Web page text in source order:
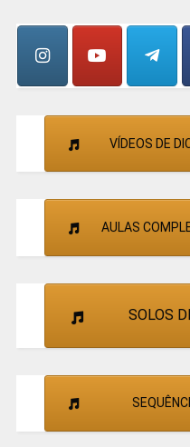
CANTORES
VÍDEOS DE
AULAS
SOLOS